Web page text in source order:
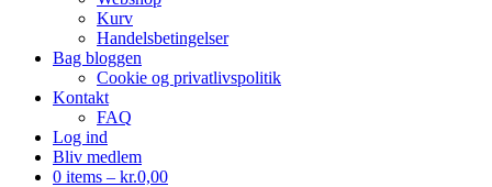
Kurv
Handelsbetingelser
Bag bloggen
Cookie og privatlivspolitik
Kontakt
FAQ
Log ind
Bliv medlem
0 items – kr.0,00